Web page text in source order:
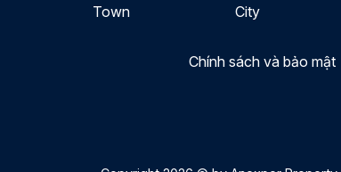
Town
City
Chính sách và bảo mật